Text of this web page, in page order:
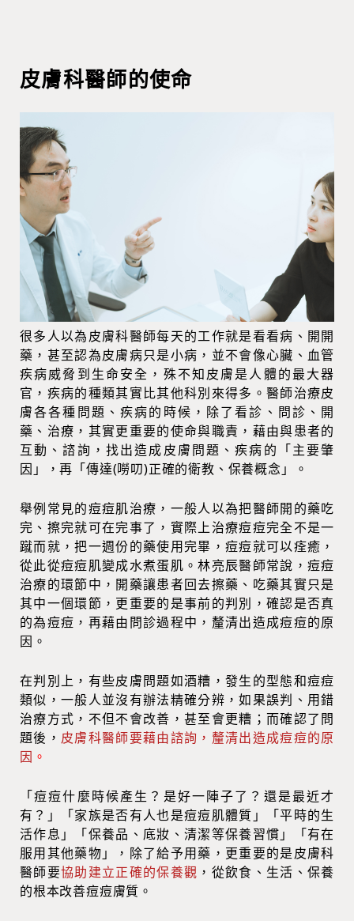
皮膚科醫師的使命
很多人以為皮膚科醫師每天的工作就是看看病、開開
藥，甚至認為皮膚病只是小病，並不會像心臟、血管
疾病威脅到生命安全，殊不知皮膚是人體的最大器
官，疾病的種類其實比其他科別來得多。醫師治療皮
膚各各種問題、疾病的時候，除了看診、問診、開
藥、治療，其實更重要的使命與職責，藉由與患者的
互動、諮詢，找出造成皮膚問題、疾病的「主要肇
因」，再「傳達(嘮叨)正確的衛教、保養概念」。
舉例常見的痘痘肌治療，一般人以為把醫師開的藥吃
完、擦完就可在完事了，實際上治療痘痘完全不是一
蹴而就，把一週份的藥使用完畢，痘痘就可以痊癒，
從此從痘痘肌變成水煮蛋肌。林亮辰醫師常說，痘痘
治療的環節中，開藥讓患者回去擦藥、吃藥其實只是
其中一個環節，更重要的是事前的判別，確認是否真
的為痘痘，再藉由問診過程中，釐清出造成痘痘的原
因。
在判別上，有些皮膚問題如酒糟，發生的型態和痘痘
類似，一般人並沒有辦法精確分辨，如果誤判、用錯
治療方式，不但不會改善，甚至會更糟；而確認了問
題後， 皮膚科醫師要藉由諮詢，釐清出造成痘痘的原
因 。
「痘痘什麼時候產生？是好一陣子了？還是最近才
有？」「家族是否有人也是痘痘肌體質」「平時的生
活作息」「保養品、底妝、清潔等保養習慣」「有在
服用其他藥物」，除了給予用藥，更重要的是皮膚科
醫師要協助建立正確的保養觀 ，從飲食、生活、保養
的根本改善痘痘膚質。